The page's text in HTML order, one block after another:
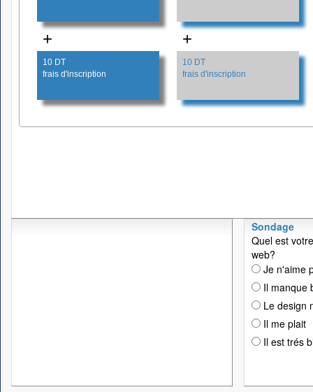
+ +
10 DT
frais d'inscription
10 DT
frais d'inscription
Sondage
Quel est
web?
Je n'aime
Il manque
Le design
Il me plait
Il est trés